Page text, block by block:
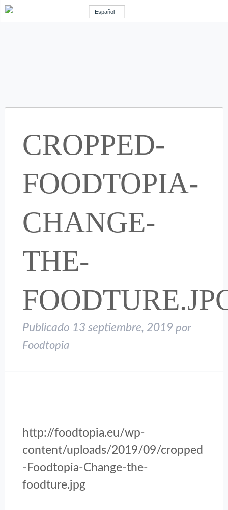
Español
CROPPED-
FOODTOPIA-
CHANGE-
THE-
Publicado 13 septiembre, 2019 por
Foodtopia
http://foodtopia.eu/wp-
content/uploads/2019/09/cropped
-Foodtopia-Change-the-
foodture.jpg